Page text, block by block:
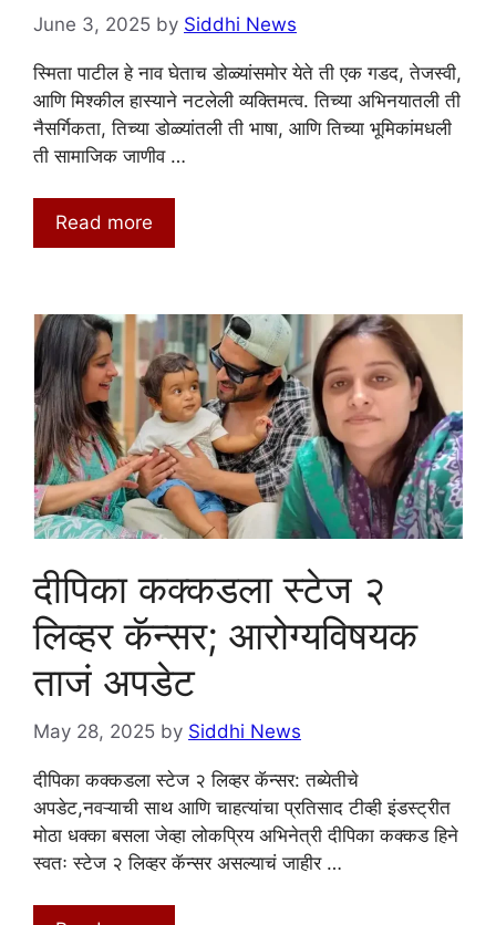
June 3, 2025 by Siddhi News
स्मिता पाटील हे नाव घेताच डोळ्यांसमोर येते ती एक गडद, तेजस्वी,
आणि मिश्कील हास्याने नटलेली व्यक्तिमत्व. तिच्या अभिनयातली ती
नैसर्गिकता, तिच्या डोळ्यांतली ती भाषा, आणि तिच्या भूमिकांमधली
ती सामाजिक जाणीव …
Read more
दीपिका कक्कडला स्टेज २
लिव्हर कॅन्सर; आरोग्यविषयक
ताजं अपडेट
May 28, 2025 by Siddhi News
दीपिका कक्कडला स्टेज २ लिव्हर कॅन्सर: तब्येतीचे
अपडेट,नवऱ्याची साथ आणि चाहत्यांचा प्रतिसाद टीव्ही इंडस्ट्रीत
मोठा धक्का बसला जेव्हा लोकप्रिय अभिनेत्री दीपिका कक्कड हिने
स्वतः स्टेज २ लिव्हर कॅन्सर असल्याचं जाहीर …